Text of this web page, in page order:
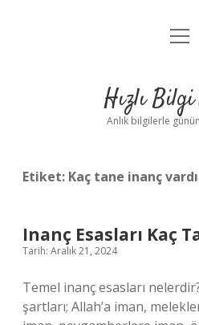
Anasayfa
Yasal
Hızlı Bilgi
Anlık bilgilerle
Etiket: Kaç tane inanç
Inanç Esasları Kaç
Tarih: Aralık 21, 2024
Temel inanç esasları
şartları; Allah’a iman,